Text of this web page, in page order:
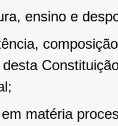
ensino e
matéria